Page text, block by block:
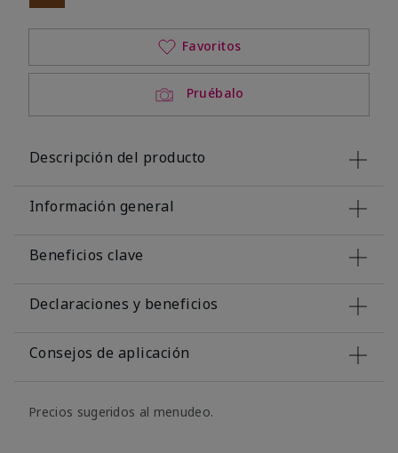
Pruébalo
Favoritos
Descripción del producto
Información general
Beneficios clave
Declaraciones y beneficios
Consejos de aplicación
Precios sugeridos al menudeo.